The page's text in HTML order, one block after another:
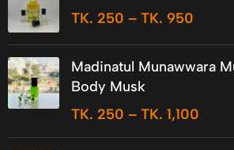
TK. 250 – TK. 950
Madinatul Munawwara
Body Musk
TK. 250 – TK. 1,100